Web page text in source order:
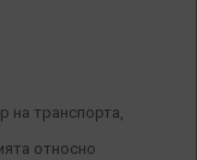
на транспорта,
относно